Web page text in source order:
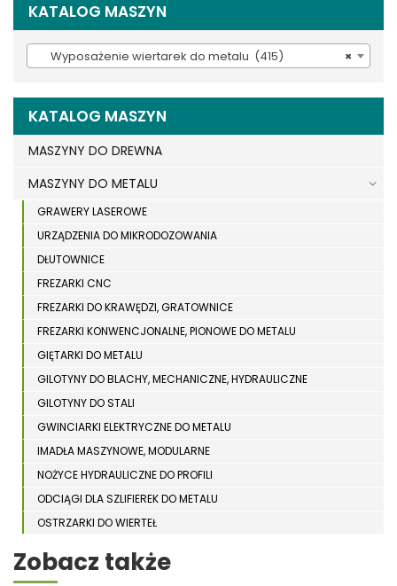
KATALOG MASZYN
×
Wyposażenie wiertarek do metalu (415)
KATALOG MASZYN
MASZYNY DO DREWNA
MASZYNY DO METALU
GRAWERY LASEROWE
URZĄDZENIA DO MIKRODOZOWANIA
DŁUTOWNICE
FREZARKI CNC
FREZARKI DO KRAWĘDZI, GRATOWNICE
FREZARKI KONWENCJONALNE, PIONOWE DO METALU
GIĘTARKI DO METALU
GILOTYNY DO BLACHY, MECHANICZNE, HYDRAULICZNE
GILOTYNY DO STALI
GWINCIARKI ELEKTRYCZNE DO METALU
IMADŁA MASZYNOWE, MODULARNE
NOŻYCE HYDRAULICZNE DO PROFILI
ODCIĄGI DLA SZLIFIEREK DO METALU
OSTRZARKI DO WIERTEŁ
PIŁY TAŚMOWE DO METALU
Zobacz także